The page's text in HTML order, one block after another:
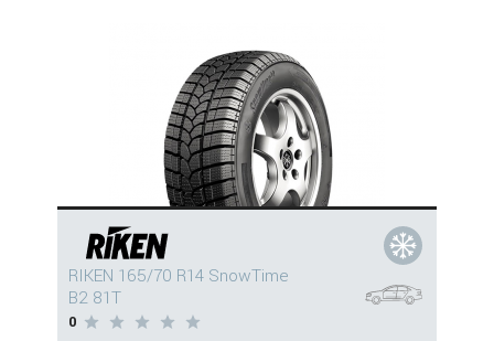
RIKEN 165/70 R14 SnowTime
B2 81T
0